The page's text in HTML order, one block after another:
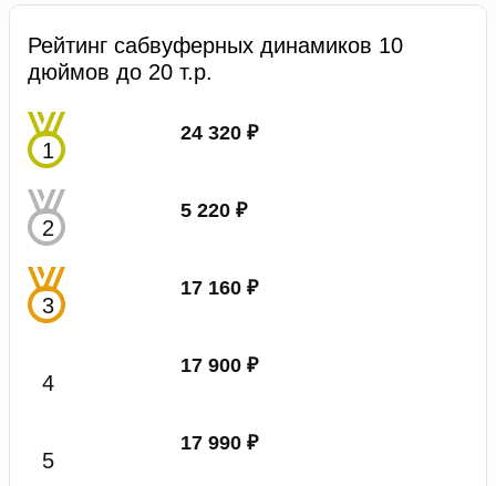
Рейтинг сабвуферных динамиков 10
дюймов до 20 т.р.
24 320 ₽
5 220 ₽
17 160 ₽
17 900 ₽
17 990 ₽